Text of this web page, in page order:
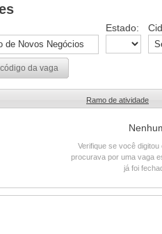
Estado:
da vaga
Ramo de atividade
Verifique se você
procurava por uma vaga
já foi